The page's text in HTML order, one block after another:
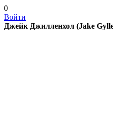
0
Войти
Джейк Джилленхол (Jake